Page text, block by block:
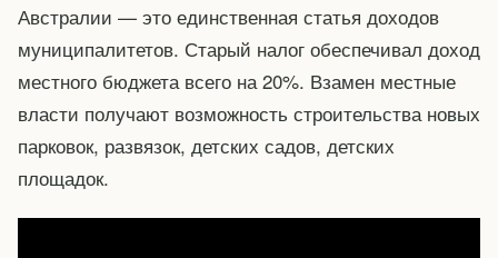
Австралии — это единственная статья доходов
муниципалитетов. Старый налог обеспечивал доход
местного бюджета всего на 20%. Взамен местные
власти получают возможность строительства новых
парковок, развязок, детских садов, детских
площадок.